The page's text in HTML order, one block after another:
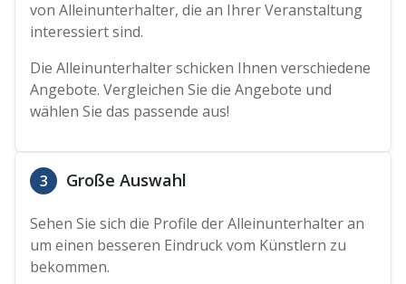
von Alleinunterhalter, die an Ihrer Veranstaltung
interessiert sind.
Die Alleinunterhalter schicken Ihnen verschiedene
Angebote. Vergleichen Sie die Angebote und
wählen Sie das passende aus!
3 Große Auswahl
Sehen Sie sich die Profile der Alleinunterhalter an
um einen besseren Eindruck vom Künstlern zu
bekommen.